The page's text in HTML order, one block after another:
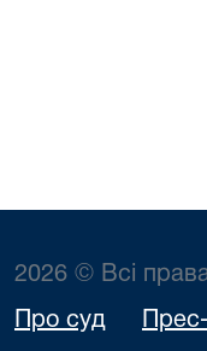
2026 © Всі
Про суд